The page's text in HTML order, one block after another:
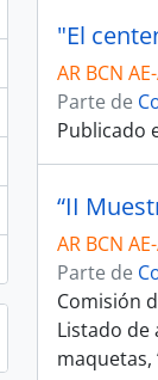
"El
AR BCN
Parte de
Publicado
AR BCN
Parte de
Comisión
Listado de
maquetas,